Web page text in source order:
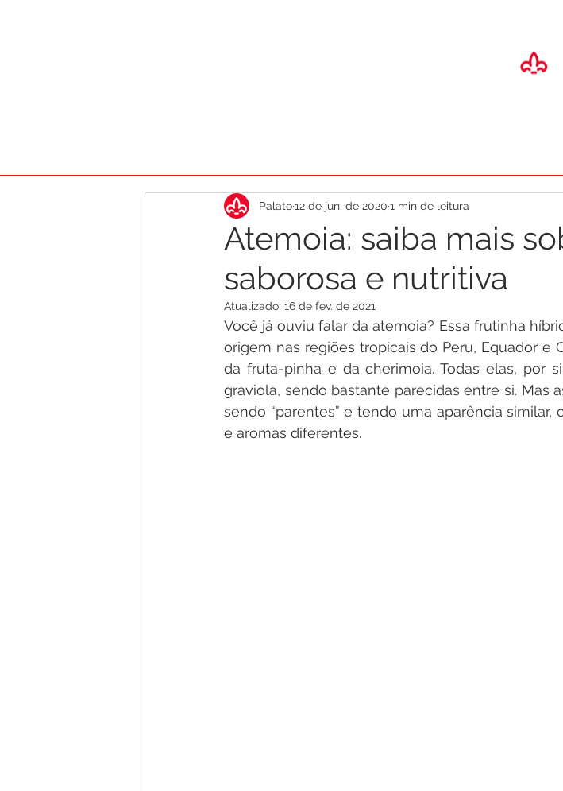
Atemoia: saiba mais
saborosa e nutritiva
Palato12 de jun. de 2020 1 min de leitura
Atualizado: 16 de fev. de 2021
Você já ouviu falar da atemoia? Essa frutinha
origem nas regiões tropicais do Peru, Equador e
da fruta-pinha e da cherimoia. Todas elas, por
graviola, sendo bastante parecidas entre si. Mas
sendo “parentes” e tendo uma aparência
e aromas diferentes.